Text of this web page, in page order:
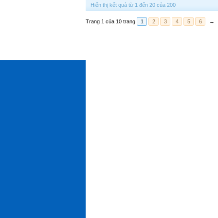
Hiển thị kết quả từ 1 đến 20 của 200
Trang 1 của 10 trang 1 2 3 4 5 6 →